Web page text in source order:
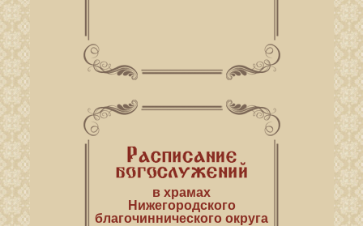
в храмах
Нижегородского
благочиннического округа